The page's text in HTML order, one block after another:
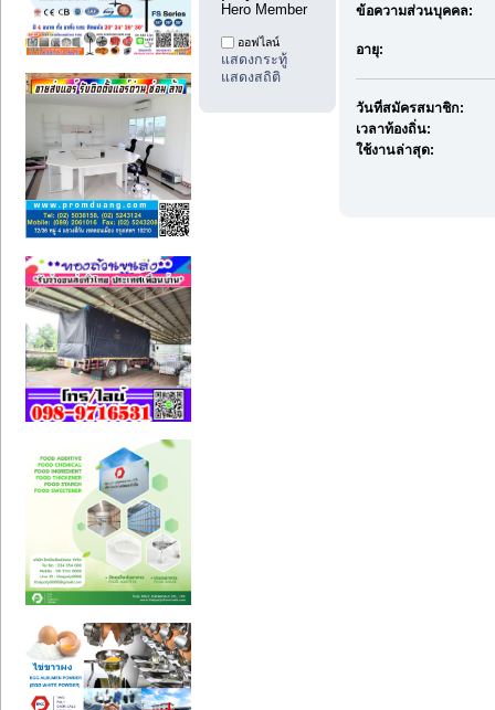
Hero Member
ออฟไลน์
แสดงกระทู้
แสดงสถิติ
ข้อความส่วนบุคคล:
อายุ:
วันที่สมัครสมาชิก:
เวลาท้องถิ่น:
ใช้งานล่าสุด: